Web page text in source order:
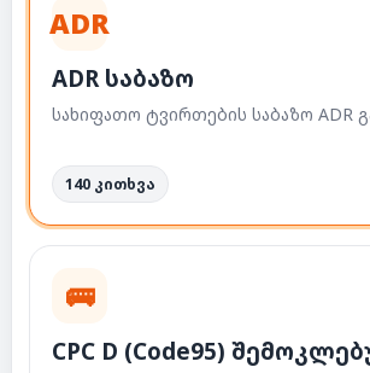
ADR
ADR საბაზო
სახიფათო ტვირთების საბაზო ADR
140 კითხვა
🚌
CPC D (Code95)